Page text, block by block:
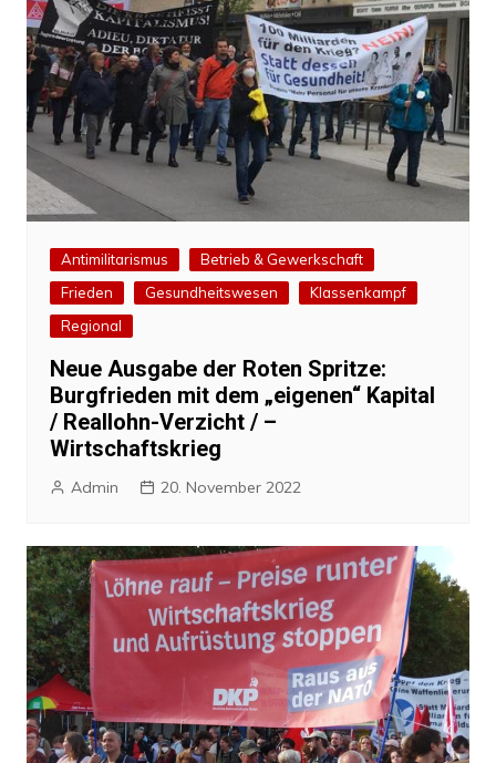
Antimilitarismus
Betrieb & Gewerkschaft
Frieden
Gesundheitswesen
Klassenkampf
Regional
Neue Ausgabe der Roten Spritze:
Burgfrieden mit dem „eigenen“ Kapital
/ Reallohn-Verzicht / –
Wirtschaftskrieg
Admin 20. November 2022